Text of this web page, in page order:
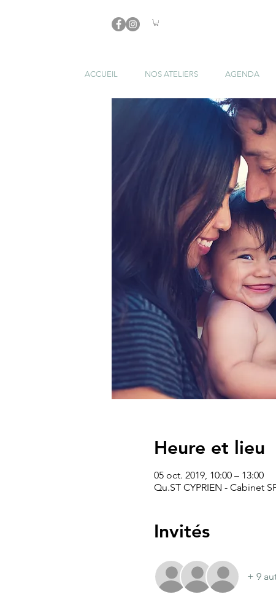
ACCUEIL NOS ATELIERS AGENDA
Heure et lieu
05 oct. 2019, 10:00 – 13:00
Qu.ST CYPRIEN - Cabinet
Invités
+ 9